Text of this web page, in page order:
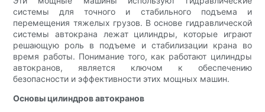
системы для точного и стабильного подъема и
перемещения тяжелых грузов. В основе гидравлической
системы автокрана лежат цилиндры, которые играют
решающую роль в подъеме и стабилизации крана во
время работы. Понимание того, как работают цилиндры
автокранов, является ключом к обеспечению
безопасности и эффективности этих мощных машин.
Основы цилиндров автокранов